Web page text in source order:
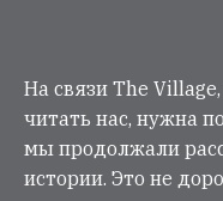
На связи The
читать нас, нужна
мы продолжали
истории. Это не